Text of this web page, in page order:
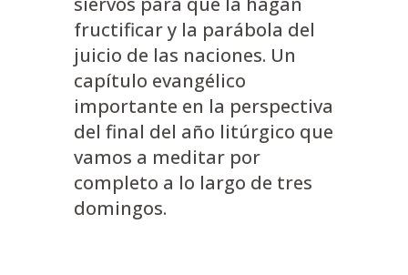
fructificar y la parábola del
juicio de las naciones. Un
capítulo evangélico
importante en la perspectiva
del final del año litúrgico que
vamos a meditar por
completo a lo largo de tres
domingos.